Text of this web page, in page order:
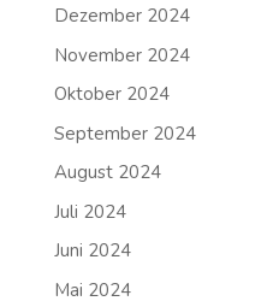
Dezember 2024
November 2024
Oktober 2024
September 2024
August 2024
Juli 2024
Juni 2024
Mai 2024